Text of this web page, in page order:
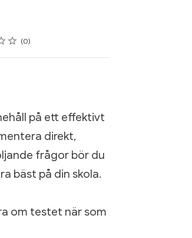
0
på ett effektivt
direkt,
frågor bör du
bäst på din skola.
om testet när som